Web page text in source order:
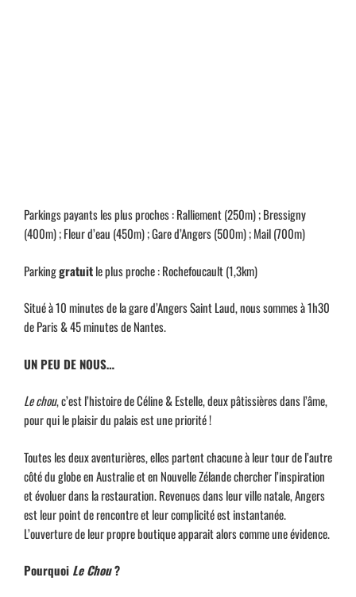
Parkings payants les plus proches : Ralliement (250m) ; Bressigny
(400m) ; Fleur d’eau (450m) ; Gare d’Angers (500m) ; Mail (700m)
Parkinggratuitle plus proche : Rochefoucault (1,3km)
Situé à 10 minutes de la gare d’Angers Saint Laud, nous sommes à 1h30
de Paris & 45 minutes de Nantes.
UN PEU DE NOUS…
Le chou, c’est l’histoire de Céline & Estelle, deux pâtissières dans l’âme,
pour qui le plaisir du palais est une priorité !
Toutes les deux aventurières, elles partent chacune à leur tour de l’autre
côté du globe en Australie et en Nouvelle Zélande chercher l’inspiration
et évoluer dans la restauration. Revenues dans leur ville natale, Angers
est leur point de rencontre et leur complicité est instantanée.
L’ouverture de leur propre boutique apparait alors comme une évidence.
Pourquoi Le Chou?